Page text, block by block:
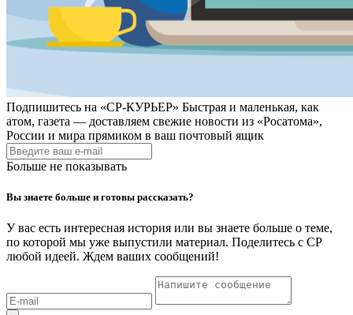
Подпишитесь на «СР-КУРЬЕР» Быстрая и маленькая, как
атом, газета — доставляем свежие новости из «Росатома»,
России и мира прямиком в ваш почтовый ящик
Больше не показывать
Вы знаете больше и готовы рассказать?
У вас есть интересная история или вы знаете больше о теме,
по которой мы уже выпустили материал. Поделитесь с СР
любой идеей. Ждем ваших сообщений!